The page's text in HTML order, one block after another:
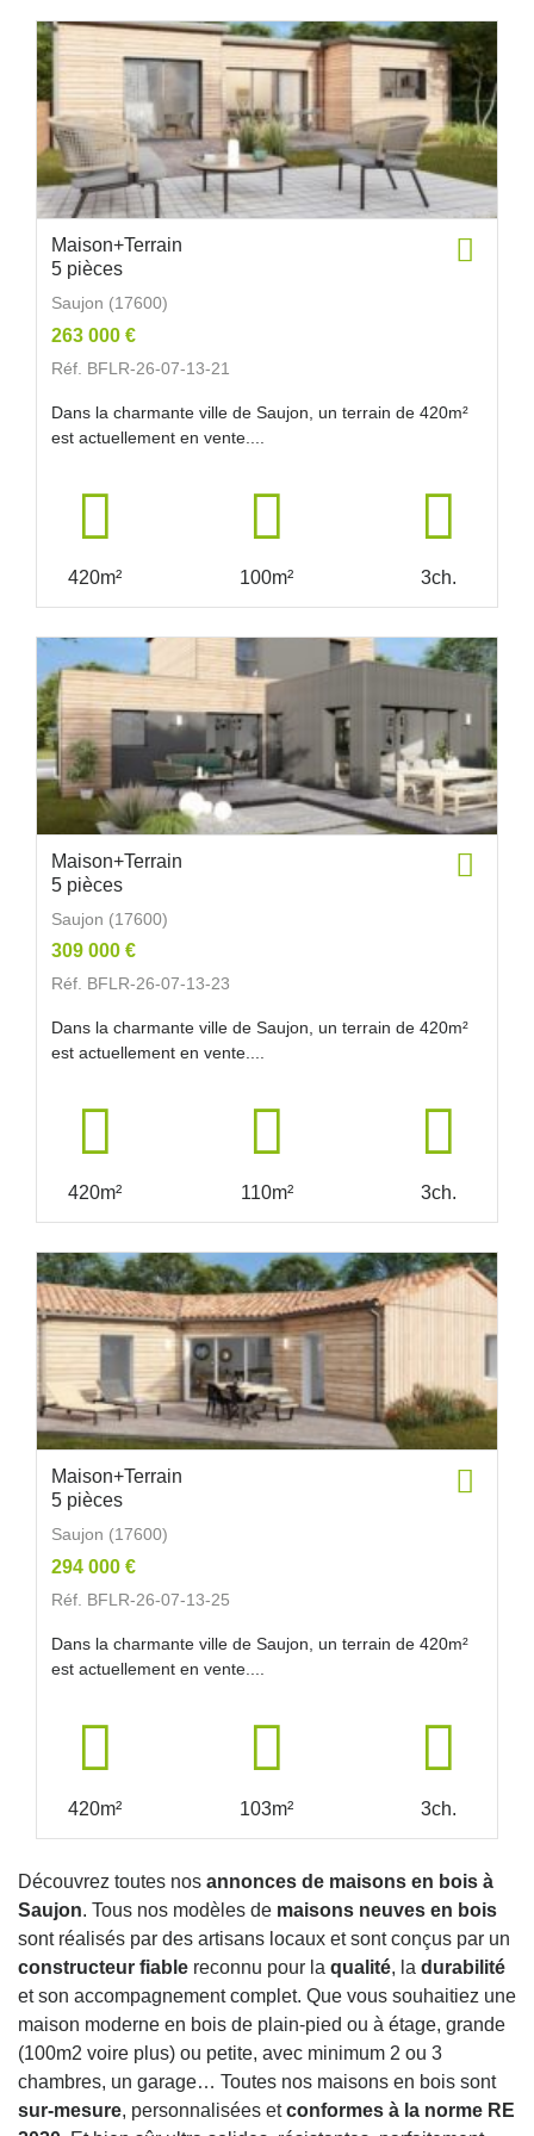
Maison+Terrain
5 pièces
Saujon (17600)
263 000 €
Réf. BFLR-26-07-13-21
Dans la charmante ville de Saujon, un terrain de 420m²
est actuellement en vente....
420m² 100m² 3ch.
Maison+Terrain
5 pièces
Saujon (17600)
309 000 €
Réf. BFLR-26-07-13-23
Dans la charmante ville de Saujon, un terrain de 420m²
est actuellement en vente....
420m² 110m² 3ch.
Maison+Terrain
5 pièces
Saujon (17600)
294 000 €
Réf. BFLR-26-07-13-25
Dans la charmante ville de Saujon, un terrain de 420m²
est actuellement en vente....
420m² 103m² 3ch.
Découvrez toutes nos annonces de maisons en bois à
Saujon. Tous nos modèles de maisons neuves en bois
sont réalisés par des artisans locaux et sont conçus par un
constructeur fiable reconnu pour la qualité, la durabilité
et son accompagnement complet. Que vous souhaitiez une
maison moderne en bois de plain-pied ou à étage, grande
(100m2 voire plus) ou petite, avec minimum 2 ou 3
chambres, un garage… Toutes nos maisons en bois sont
sur-mesure, personnalisées etconformes à la norme RE